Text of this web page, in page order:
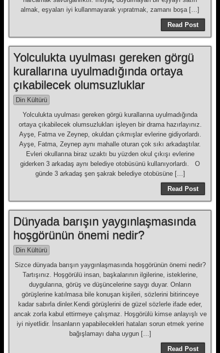
almak, eşyaları iyi kullanmayarak yıpratmak, zamanı boşa […]
Read Post
Yolculukta uyulması gereken görgü
kurallarına uyulmadığında ortaya
çıkabilecek olumsuzluklar
Din Kültürü
Yolculukta uyulması gereken görgü kurallarına uyulmadığında
ortaya çıkabilecek olumsuzlukları işleyen bir drama hazırlayınız.
Ayşe, Fatma ve Zeynep, okuldan çıkmışlar evlerine gidiyorlardı.
Ayşe, Fatma, Zeynep aynı mahalle oturan çok sıkı arkadaştılar.
Evleri okullarına biraz uzaktı bu yüzden okul çıkışı evlerine
giderken 3 arkadaş aynı belediye otobüsünü kullanıyorlardı. O
günde 3 arkadaş şen şakrak belediye otobüsüne […]
Read Post
Dünyada barışın yaygınlaşmasında
hoşgörünün önemi nedir?
Din Kültürü
Sizce dünyada barışın yaygınlaşmasında hoşgörünün önemi nedir?
Tartışınız. Hoşgörülü insan, başkalarının ilgilerine, isteklerine,
duygularına, görüş ve düşüncelerine saygı duyar. Onların
görüşlerine katılmasa bile konuşan kişileri, sözlerini bitirinceye
kadar sabırla dinler.Kendi görüşlerini de güzel sözlerle ifade eder,
ancak zorla kabul ettirmeye çalışmaz. Hoşgörülü kimse anlayışlı ve
iyi niyetlidir. İnsanların yapabilecekleri hataları sorun etmek yerine
bağışlamayı daha uygun […]
Read Post